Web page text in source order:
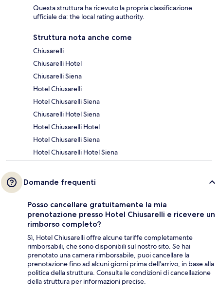
Questa struttura ha ricevuto la propria classificazione
ufficiale da: the local rating authority.
Struttura nota anche come
Chiusarelli
Chiusarelli Hotel
Chiusarelli Siena
Hotel Chiusarelli
Hotel Chiusarelli Siena
Chiusarelli Hotel Siena
Hotel Chiusarelli Hotel
Hotel Chiusarelli Siena
Hotel Chiusarelli Hotel Siena
Domande frequenti
Posso cancellare gratuitamente la mia
prenotazione presso Hotel Chiusarelli e ricevere un
rimborso completo?
Sì, Hotel Chiusarelli offre alcune tariffe completamente
rimborsabili, che sono disponibili sul nostro sito. Se hai
prenotato una camera rimborsabile, puoi cancellare la
prenotazione fino ad alcuni giorni prima dell'arrivo, in base alla
politica della struttura. Consulta le condizioni di cancellazione
della struttura per informazioni precise.